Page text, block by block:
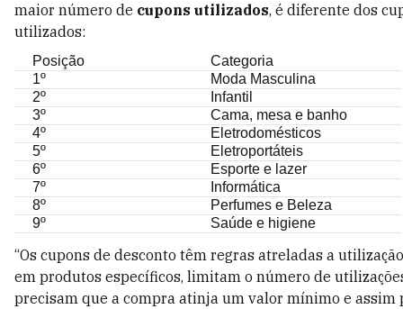
maior número de cupons utilizados, é diferente dos
utilizados:
Posição
Categoria
1º
Moda Masculina
2º
Infantil
3º
Cama, mesa e banho
4º
Eletrodomésticos
5º
Eletroportáteis
6º
Esporte e lazer
7º
Informática
8º
Perfumes e Beleza
9º
Saúde e higiene
“Os cupons de desconto têm regras atreladas a
em produtos específicos, limitam o número de
precisam que a compra atinja um valor mínimo e assim